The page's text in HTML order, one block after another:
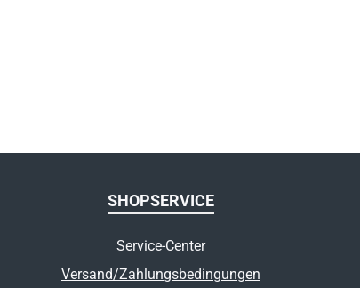
SHOPSERVICE
Service-Center
Versand/Zahlungsbedingungen